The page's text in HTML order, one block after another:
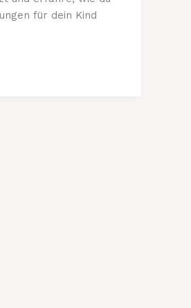
für dein Kind